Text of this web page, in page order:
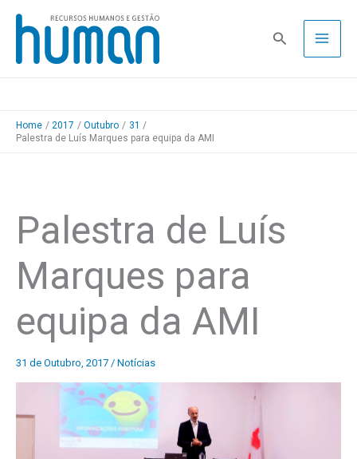
Skip
content
Pesquisa
Home 2017 Outubro
31
Palestra de Luís Marques para equipa da AMI
Palestra de Luís
Marques para
equipa da AMI
31 de Outubro, 2017 / Notícias